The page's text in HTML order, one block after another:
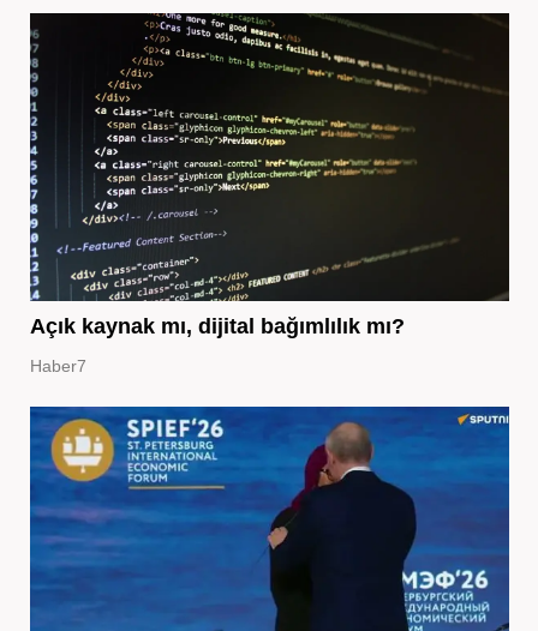
Açık kaynak mı, dijital bağımlılık mı?
Haber7